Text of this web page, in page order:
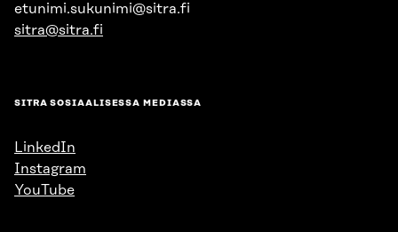
etunimi.sukunimi@sitra.fi
sitra@sitra.fi
SITRA SOSIAALISESSA MEDIASSA
LinkedIn
Instagram
YouTube